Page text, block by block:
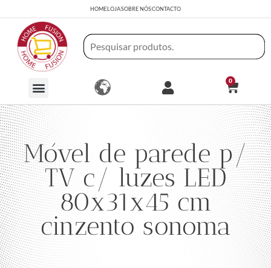
HOMELOJASOBRE NÓSCONTACTO
0
Móvel de parede p/
TV c/ luzes LED
80x31x45 cm
cinzento sonoma